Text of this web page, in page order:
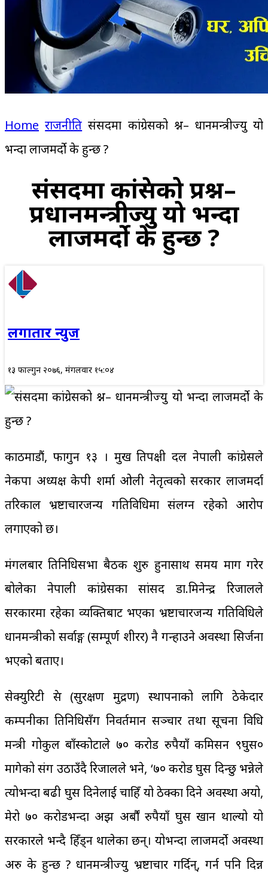
Home राजनीति संसदमा कांग्रेसको प्रश्न– प्रधानमन्त्रीज्यु यो
भन्दा लाजमर्दो के हुन्छ ?
संसदमा कांग्रेसको प्रश्न–
प्रधानमन्त्रीज्यु यो भन्दा
लाजमर्दो के हुन्छ ?
लगातार न्युज
१३ फाल्गुन २०७६, मंगलवार १५:०४
काठमाडौं, फागुन १३ । प्रमुख प्रतिपक्षी दल नेपाली कांग्रेसले
नेकपा अध्यक्ष केपी शर्मा ओली नेतृत्वको सरकार लाजमर्दा
तरिकाल भ्रष्टाचारजन्य गतिविधिमा संलग्न रहेको आरोप
लगाएको छ।
मंगलबार प्रतिनिधिसभा बैठक शुरु हुनासाथ समय माग गरेर
बोलेका नेपाली कांग्रेसका सांसद डा.मिनेन्द्र रिजालले
सरकारमा रहेका व्यक्तिबाट भएका भ्रष्टाचारजन्य गतिविधिले
प्रधानमन्त्रीको सर्वाङ्ग (सम्पूर्ण शीरर) नै गन्हाउने अवस्था सिर्जना
भएको बताए।
सेक्युरिटी प्रेस (सुरक्षण मुद्रण) स्थापनाको लागि ठेकेदार
कम्पनीका प्रतिनिधिसँग निवर्तमान सञ्चार तथा सूचना प्रविधि
मन्त्री गोकुल बाँस्कोटाले ७० करोड रुपैयाँ कमिसन ९घुस०
मागेको प्रसंग उठाउँदै रिजालले भने, ‘७० करोड घुस दिन्छु भन्नेले
त्योभन्दा बढी घुस दिनेलाई चाहिँ यो ठेक्का दिने अवस्था अयो,
मेरो ७० करोडभन्दा अझ अर्बौं रुपैयाँ घुस खान थाल्यो यो
सरकारले भन्दै हिँड्न थालेका छन्। योभन्दा लाजमर्दो अवस्था
अरु के हुन्छ ? प्रधानमन्त्रीज्यु भ्रष्टाचार गर्दिन्, गर्न पनि दिन्न